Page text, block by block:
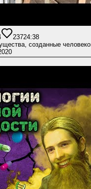
23724:38
созданные